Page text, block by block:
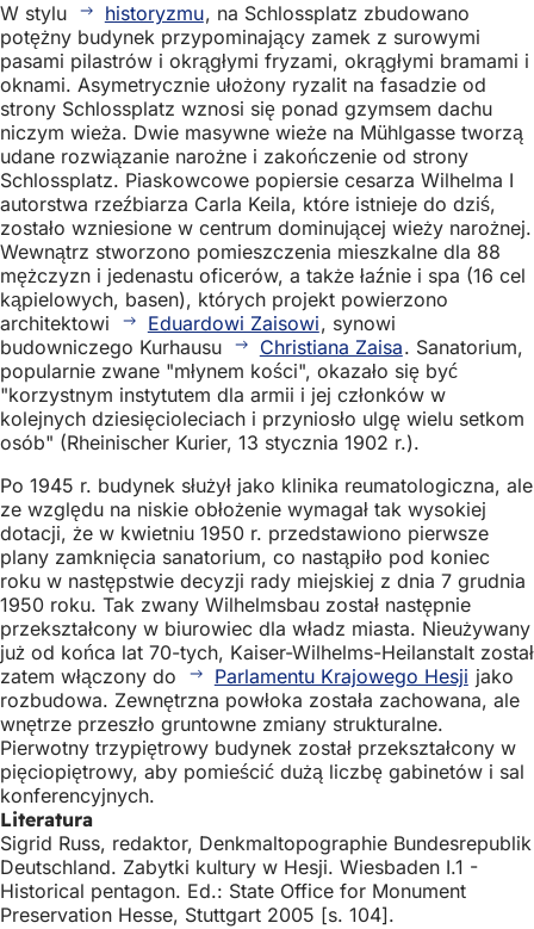
W stylu
historyzmu, na Schlossplatz zbudowano
potężny budynek przypominający zamek z surowymi
pasami pilastrów i okrągłymi fryzami, okrągłymi bramami i
oknami. Asymetrycznie ułożony ryzalit na fasadzie od
strony Schlossplatz wznosi się ponad gzymsem dachu
niczym wieża. Dwie masywne wieże na Mühlgasse tworzą
udane rozwiązanie narożne i zakończenie od strony
Schlossplatz. Piaskowcowe popiersie cesarza Wilhelma I
autorstwa rzeźbiarza Carla Keila, które istnieje do dziś,
zostało wzniesione w centrum dominującej wieży narożnej.
Wewnątrz stworzono pomieszczenia mieszkalne dla 88
mężczyzn i jedenastu oficerów, a także łaźnie i spa (16 cel
kąpielowych, basen), których projekt powierzono
architektowi
Eduardowi Zaisowi, synowi
budowniczego Kurhausu
Christiana Zaisa. Sanatorium,
popularnie zwane "młynem kości", okazało się być
"korzystnym instytutem dla armii i jej członków w
kolejnych dziesięcioleciach i przyniosło ulgę wielu setkom
osób" (Rheinischer Kurier, 13 stycznia 1902 r.).
Po 1945 r. budynek służył jako klinika reumatologiczna, ale
ze względu na niskie obłożenie wymagał tak wysokiej
dotacji, że w kwietniu 1950 r. przedstawiono pierwsze
plany zamknięcia sanatorium, co nastąpiło pod koniec
roku w następstwie decyzji rady miejskiej z dnia 7 grudnia
1950 roku. Tak zwany Wilhelmsbau został następnie
przekształcony w biurowiec dla władz miasta. Nieużywany
już od końca lat 70-tych, Kaiser-Wilhelms-Heilanstalt został
zatem włączony do
Parlamentu Krajowego Hesji jako
rozbudowa. Zewnętrzna powłoka została zachowana, ale
wnętrze przeszło gruntowne zmiany strukturalne.
Pierwotny trzypiętrowy budynek został przekształcony w
pięciopiętrowy, aby pomieścić dużą liczbę gabinetów i sal
konferencyjnych.
Literatura
Sigrid Russ, redaktor, Denkmaltopographie Bundesrepublik
Deutschland. Zabytki kultury w Hesji. Wiesbaden I.1 -
Historical pentagon. Ed.: State Office for Monument
Preservation Hesse, Stuttgart 2005 [s. 104].